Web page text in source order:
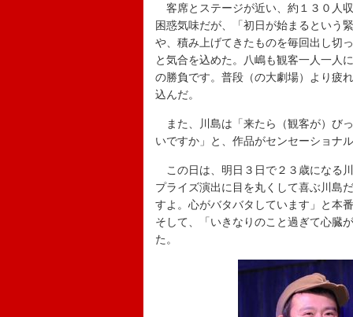
客席とステージが近い、約１３０人
困惑気味だが、「初日が始まるという
や、積み上げてきたものを毎回出し切
と気合を込めた。八嶋も観客一人一人
の勝負です。普段（の大劇場）より疲
込んだ。
また、川島は「来たら（観客が）び
いですか」と、作品がセンセーショナ
この日は、明日３日で２３歳になる
プライズ演出に目を丸くして喜ぶ川島
すよ。心がバタバタしています」と本
そして、「いきなりのこと過ぎて心臓
た。